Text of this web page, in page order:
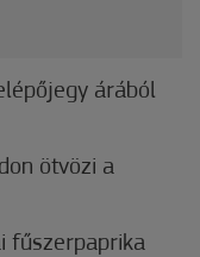
árából
ötvözi a
fűszerpaprika